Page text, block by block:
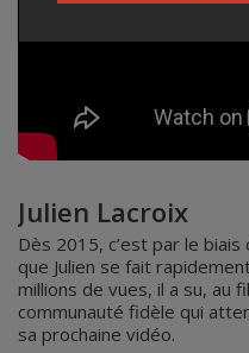
Julien Lacroix
Dès 2015, c’est par le
que Julien se fait
millions de vues, il a su, au
communauté fidèle qui
sa prochaine vidéo.